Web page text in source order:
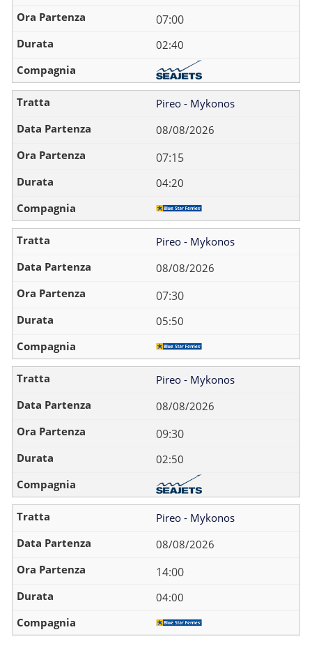
07:00
02:40
Pireo - Mykonos
08/08/2026
07:15
04:20
Pireo - Mykonos
08/08/2026
07:30
05:50
Pireo - Mykonos
08/08/2026
09:30
02:50
Pireo - Mykonos
08/08/2026
14:00
04:00